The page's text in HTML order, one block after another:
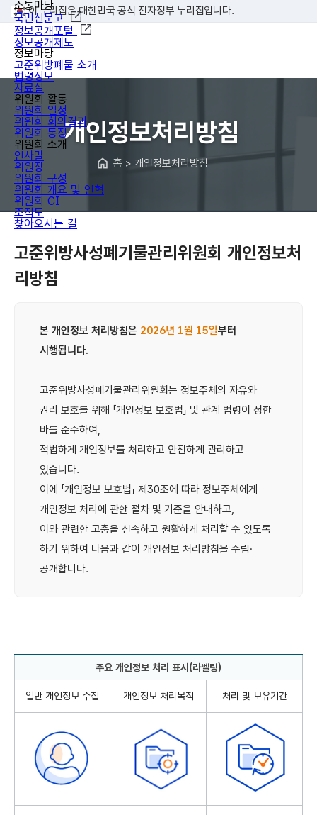
이 누리집은 대한민국 공식 전자정부 누리집입니다.
소통마당
국민신문고
정보공개포털
정보공개제도
정보마당
고준위방폐물 소개
법령정보
자료실
위원회 활동
위원회 일정
위원회 회의결과
위원회 동정
위원회 소개
인사말
위원장
위원회 구성
위원회 개요 및 연혁
위원회 CI
조직도
찾아오시는 길
개인정보처리방침
홈 > 개인정보처리방침
고준위방사성폐기물관리위원회 개인정보처
리방침
본 개인정보 처리방침은 2026년 1월 15일부터
시행됩니다.
고준위방사성폐기물관리위원회는 정보주체의 자유와
권리 보호를 위해 「개인정보 보호법」 및 관계 법령이 정한
바를 준수하여,
적법하게 개인정보를 처리하고 안전하게 관리하고
있습니다.
이에 「개인정보 보호법」 제30조에 따라 정보주체에게
개인정보 처리에 관한 절차 및 기준을 안내하고,
이와 관련한 고충을 신속하고 원활하게 처리할 수 있도록
하기 위하여 다음과 같이 개인정보 처리방침을 수립·
공개합니다.
주요 개인정보 처리 표시(라벨링)
일반 개인정보 수집 개인정보 처리목적 처리 및 보유기간